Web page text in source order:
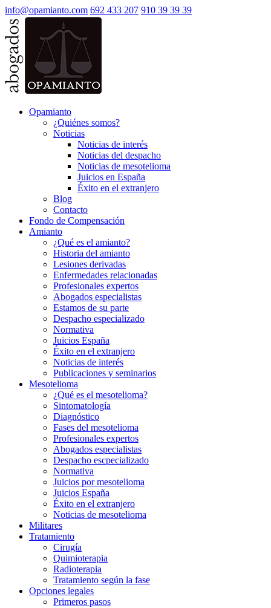
info@opamianto.com 692 433 207 910 39 39 39
Opamianto
¿Quiénes somos?
Noticias
Noticias de interés
Noticias del despacho
Noticias de mesotelioma
Juicios en España
Éxito en el extranjero
Blog
Contacto
Fondo de Compensación
Amianto
¿Qué es el amianto?
Historia del amianto
Lesiones derivadas
Enfermedades relacionadas
Profesionales expertos
Abogados especialistas
Estamos de su parte
Despacho especializado
Normativa
Juicios España
Éxito en el extranjero
Noticias de interés
Publicaciones y seminarios
Mesotelioma
¿Qué es el mesotelioma?
Sintomatología
Diagnóstico
Fases del mesotelioma
Profesionales expertos
Abogados especialistas
Despacho escpecializado
Normativa
Juicios por mesotelioma
Juicios España
Éxito en el extranjero
Noticias de mesotelioma
Militares
Tratamiento
Cirugía
Quimioterapia
Radioterapia
Tratamiento según la fase
Opciones legales
Primeros pasos